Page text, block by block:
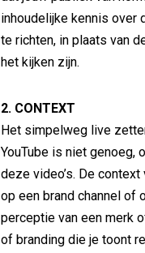
inhoudelijke kennis over
te richten, in plaats van
het kijken zijn.
2. CONTEXT
Het simpelweg live
YouTube is niet genoeg,
deze video’s. De
op een brand channel of
perceptie van een merk
of branding die je toont